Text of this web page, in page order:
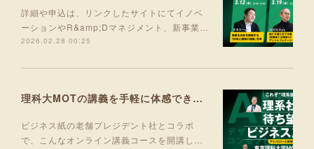
詳細や申込は、リンクしたサイトにてイノベ
ーションやR&amp;Dマネジメント、新事業…
2026.02.28 00:25
理科大MOTの講義を手軽に体感できる入門コース 5月より開講！
ビジネス紙の老舗プレジデント社とコラボ
で、こんなオンライン講義コースを開講し…